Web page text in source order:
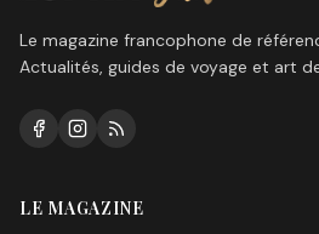
Le magazine francophone de
Actualités, guides de voyage et art
LE MAGAZINE